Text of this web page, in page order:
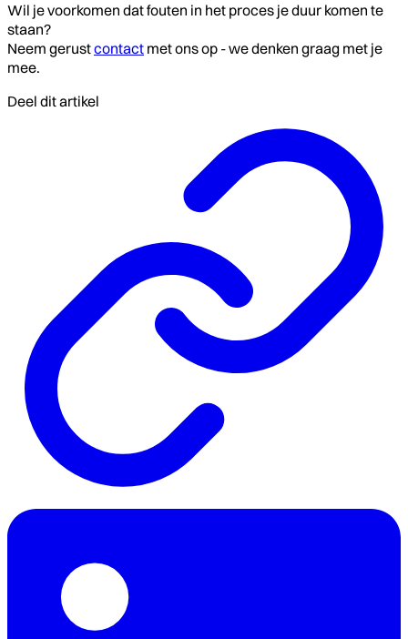
Wil je voorkomen dat fouten in het proces je duur komen te
staan?
Neem gerustcontact met ons op - we denken graag met je
mee.
Deel dit artikel